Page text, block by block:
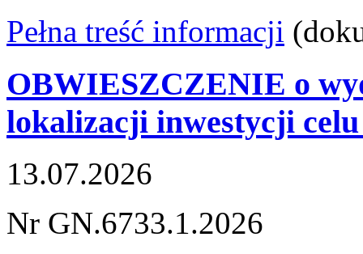
Pełna treść informacji
OBWIESZCZENIE o
lokalizacji inwestycji
13.07.2026
Nr GN.6733.1.2026